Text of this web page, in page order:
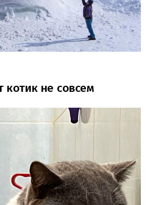
котик не совсем